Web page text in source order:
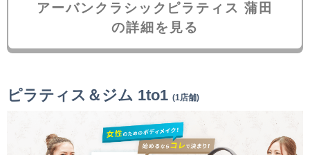
アーバンクラシックピラティス 蒲田
の詳細を見る
ピラティス＆ジム 1to1 (1店舗)